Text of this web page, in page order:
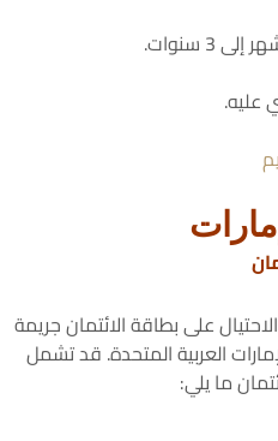
سنوات.
عليه.
على بطاقة الائتمان جريمة
العربية المتحدة. قد تشمل
ما يلي: